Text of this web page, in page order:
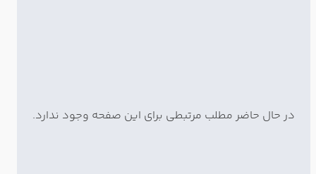
در حال حاضر مطلب مرتبطی برای این صفحه وجود ندارد.